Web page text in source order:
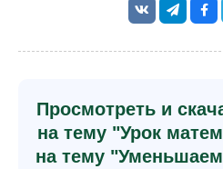
Просмотреть и
на тему "Урок
на тему